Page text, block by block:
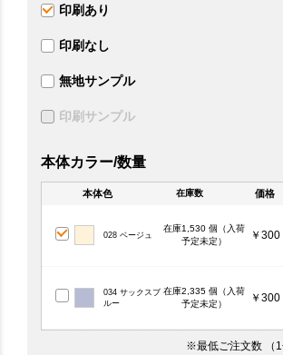
印刷あり
印刷なし
無地サンプル
印刷サンプル
本体カラー/数量
本体色 在庫数 価格
028 ベージュ
在庫1,530 個（入荷
予定未定）
￥300
034 サックスブ
ルー
在庫2,335 個（入荷
予定未定）
￥300
※最低ご注文数 （